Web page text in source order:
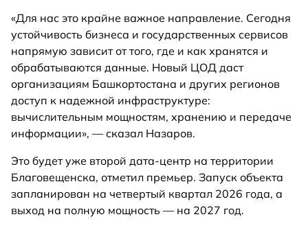
«Для нас это крайне важное направление. Сегодня
устойчивость бизнеса и государственных сервисов
напрямую зависит от того, где и как хранятся и
обрабатываются данные. Новый ЦОД даст
организациям Башкортостана и других регионов
доступ к надежной инфраструктуре:
вычислительным мощностям, хранению и передаче
информации», — сказал Назаров.
Это будет уже второй дата-центр на территории
Благовещенска, отметил премьер. Запуск объекта
запланирован на четвертый квартал 2026 года, а
выход на полную мощность — на 2027 год.